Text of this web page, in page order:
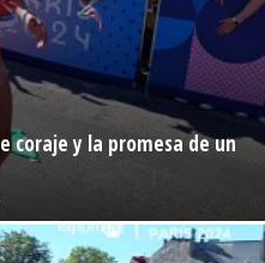
coraje y la promesa de un